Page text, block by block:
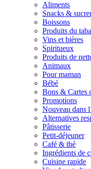
Aliments
Snacks &
Boissons
Produits du
Vins et bières
Spiritueux
Produits de
Animaux
Pour maman
Bébé
Bons & Cartes
Promotions
Nouveau dans
Alternatives
Pâtisserie
Petit-déjeuner
Café & thé
Ingrédients de
Cuisine rapide